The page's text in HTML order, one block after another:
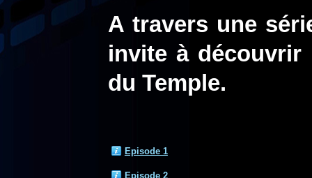
A travers une
invite à découvrir
du Temple.
Episode 1
Episode 2